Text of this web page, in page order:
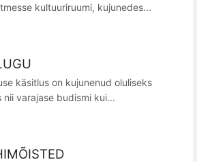
kultuuriruumi, kujunedes...
käsitlus on kujunenud oluliseks
varajase budismi kui...